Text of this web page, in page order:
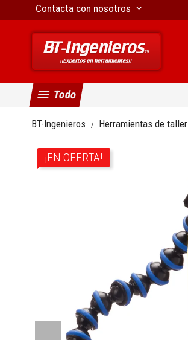
Contacta con nosotros keyboard_arrow_down
menu Todo
BT-Ingenieros Herramientas de taller
¡EN OFERTA!